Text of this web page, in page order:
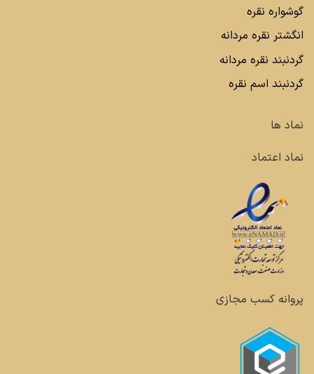
گوشواره نقره
انگشتر نقره مردانه
گردنبند نقره مردانه
گردنبند اسم نقره
نماد ها
نماد اعتماد
پروانه کسب مجازی